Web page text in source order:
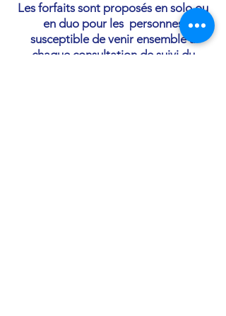
Les forfaits sont proposés en solo ou
en duo pour les personnes
susceptible de venir ensemble à
chaque consultation de suivi du